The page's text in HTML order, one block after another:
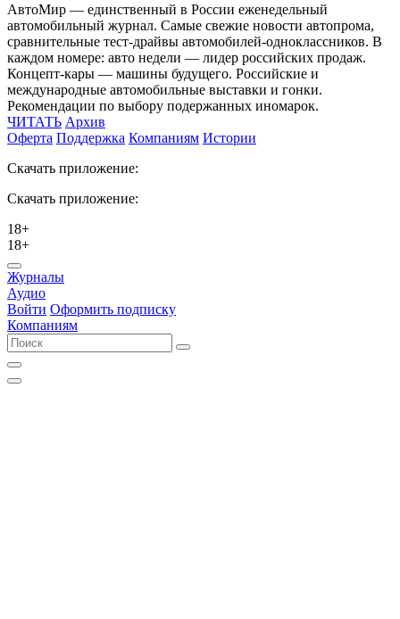
АвтоМир — единственный в России еженедельный
автомобильный журнал. Самые свежие новости автопрома,
сравнительные тест-драйвы автомобилей-одноклассников. В
каждом номере: авто недели — лидер российских продаж.
Концепт-кары — машины будущего. Российские и
международные автомобильные выставки и гонки.
Рекомендации по выбору подержанных иномарок.
ЧИТАТЬ Архив
Оферта Поддержка Компаниям Истории
Скачать приложение:
Скачать приложение:
18+
18+
Журналы
Аудио
Войти Оформить подписку
Компаниям